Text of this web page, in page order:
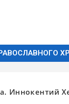
Иннокентий